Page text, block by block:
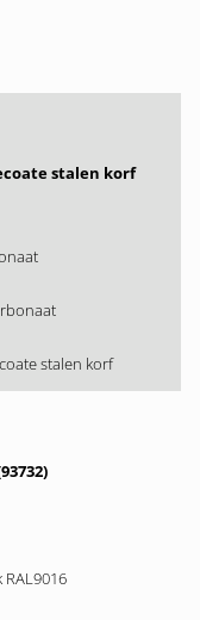
stalen korf
stalen korf